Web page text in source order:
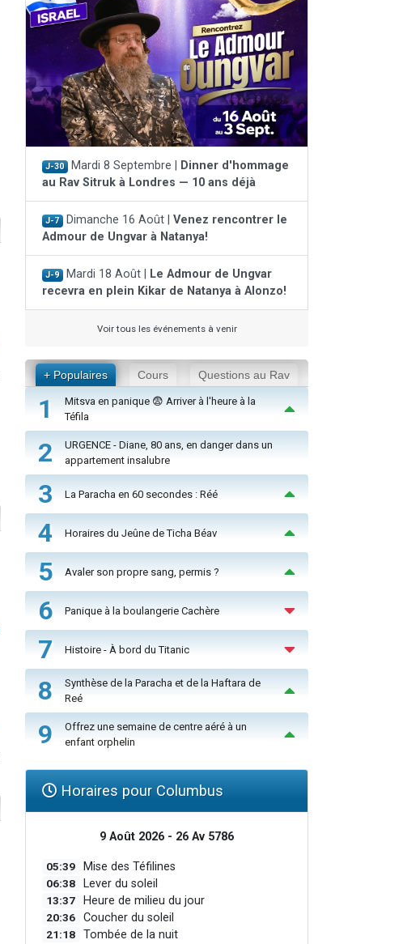
J-30 Mardi 8 Septembre |
Dinner d'hommage
au Rav Sitruk à Londres — 10 ans déjà
J-7 Dimanche 16 Août | Venez rencontrer le
Admour de Ungvar à Natanya!
J-9 Mardi 18 Août |
Le Admour de Ungvar
recevra en plein Kikar de Natanya à Alonzo!
Voir tous les événements à venir
+ Populaires Cours Questions au Rav
1
Mitsva en panique 😨 Arriver à l'heure à la
Téfila
2
URGENCE - Diane, 80 ans, en danger dans un
appartement insalubre
3 La Paracha en 60 secondes : Réé
4 Horaires du Jeûne de Ticha Béav
5 Avaler son propre sang, permis ?
6 Panique à la boulangerie Cachère
7 Histoire - À bord du Titanic
8
Synthèse de la Paracha et de la Haftara de
Reé
9
Offrez une semaine de centre aéré à un
enfant orphelin
Horaires pour Columbus
9 Août 2026 - 26 Av 5786
05:39 Mise des Téfilines
06:38 Lever du soleil
13:37 Heure de milieu du jour
20:36 Coucher du soleil
21:18 Tombée de la nuit